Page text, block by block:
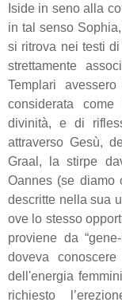
Iside in seno alla
in tal senso
si ritrova nei testi
strettamente
Templari
considerata
divinità, e di
attraverso Gesù,
Graal, la stirpe
Oannes (se diamo
descritte nella sua
ove lo stesso
proviene da
doveva
dell'energia
richiesto